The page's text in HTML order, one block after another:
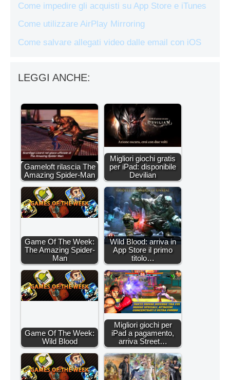
Come impedire gli acquisti su App Store e iTunes
Come utilizzare AirPlay Mirroring
Come salvare allegati video dalle email con iOS
LEGGI ANCHE:
Gameloft rilascia The
Amazing Spider-Man
Migliori giochi gratis
per iPad: disponibile
Devilian
Game Of The Week:
The Amazing Spider-
Man
Wild Blood: arriva in
App Store il primo
titolo…
Game Of The Week:
Wild Blood
Migliori giochi per
iPad a pagamento,
arriva Street…